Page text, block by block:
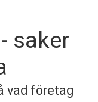
saker
vad företag